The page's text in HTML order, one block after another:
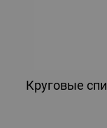
Круговые